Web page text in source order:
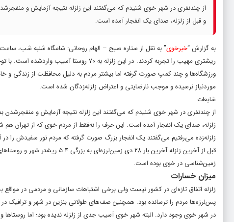
از چندنفری در شهر خوی شنیدم که می‌گفتند این زلزله نتیجه آزمایش و
و قبل از زلزله، صدای یک انفجار آمده است.
به گزارش “خبرخوی
ریشتری مهیب را تجربه کردند. در این زلزله
ورزشگاه‌ها و چند کمپ صورت گرفته اما بیشتر مردم به دلیل محافظت از زندگی و
موردنیاز نرسیده و موجب نارضایتی و اعتراض زلزله‌زدگان شده است.
شایعات
از چندنفری در شهر خوی شنیدم که می‌گفتند این زلزله نتیجه آزمایش و
زلزله، صدای یک انفجار آمده است. این حرف را نه‌فقط از مردم خوی که از تهران
زلزله‌زده می‌رفتیم می‌گفتند یک انفجار بزرگ صورت گرفته که مردم نور سفیدش را
قبل از آخرین زلزله آخرین بار
زمین‌شناسی در خوی بوده است.
میزان خسارات
زلزله اتفاق تازه‌ای در کشور نیست ولی برخی اشتباهات سازمانی و مردمی در
پس‌لرزه‌ها مردم را ترسانده بود. همچنین صف‌های طولانی بنزین در شهر و